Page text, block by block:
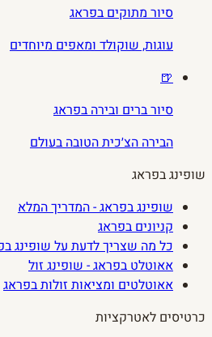
סיור מתוקים בפראג
עוגות, שוקולד ומאפים מיוחדים
🍺
סיור ברים ובירה בפראג
הבירה הצ׳כית הטובה בעולם
שופינג בפראג
שופינג בפראג - המדריך המלא
קניונים בפראג
כל מה שצריך לדעת על שופינג
אאוטלט בפראג - שופינג זול
אאוטלטים ומציאות זולות בפראג
כרטיסים לאטרקציות